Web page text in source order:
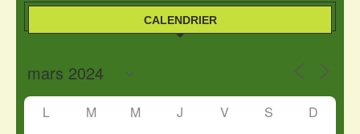
CALENDRIER
L M M J V S D